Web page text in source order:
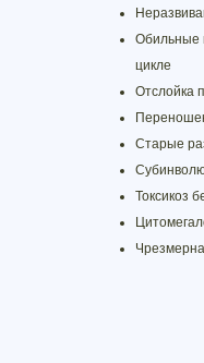
Обильные
цикле
Отслойка
Старые
Токсикоз